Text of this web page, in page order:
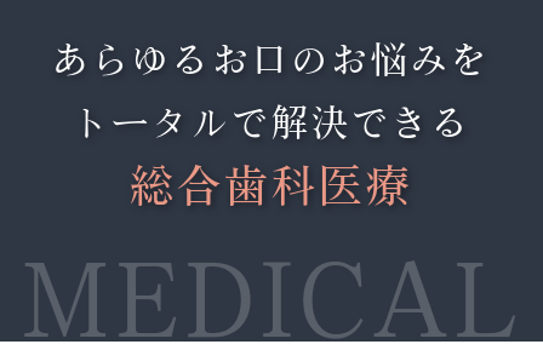
あらゆるお口のお悩みを
トータルで解決できる
総合歯科医療
MEDICAL